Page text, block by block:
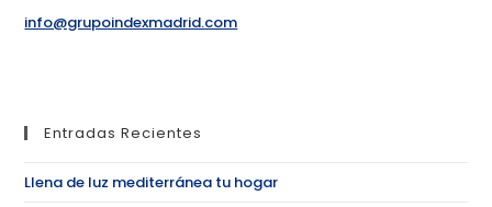
info@grupoindexmadrid.com
Entradas Recientes
Llena de luz mediterránea tu hogar